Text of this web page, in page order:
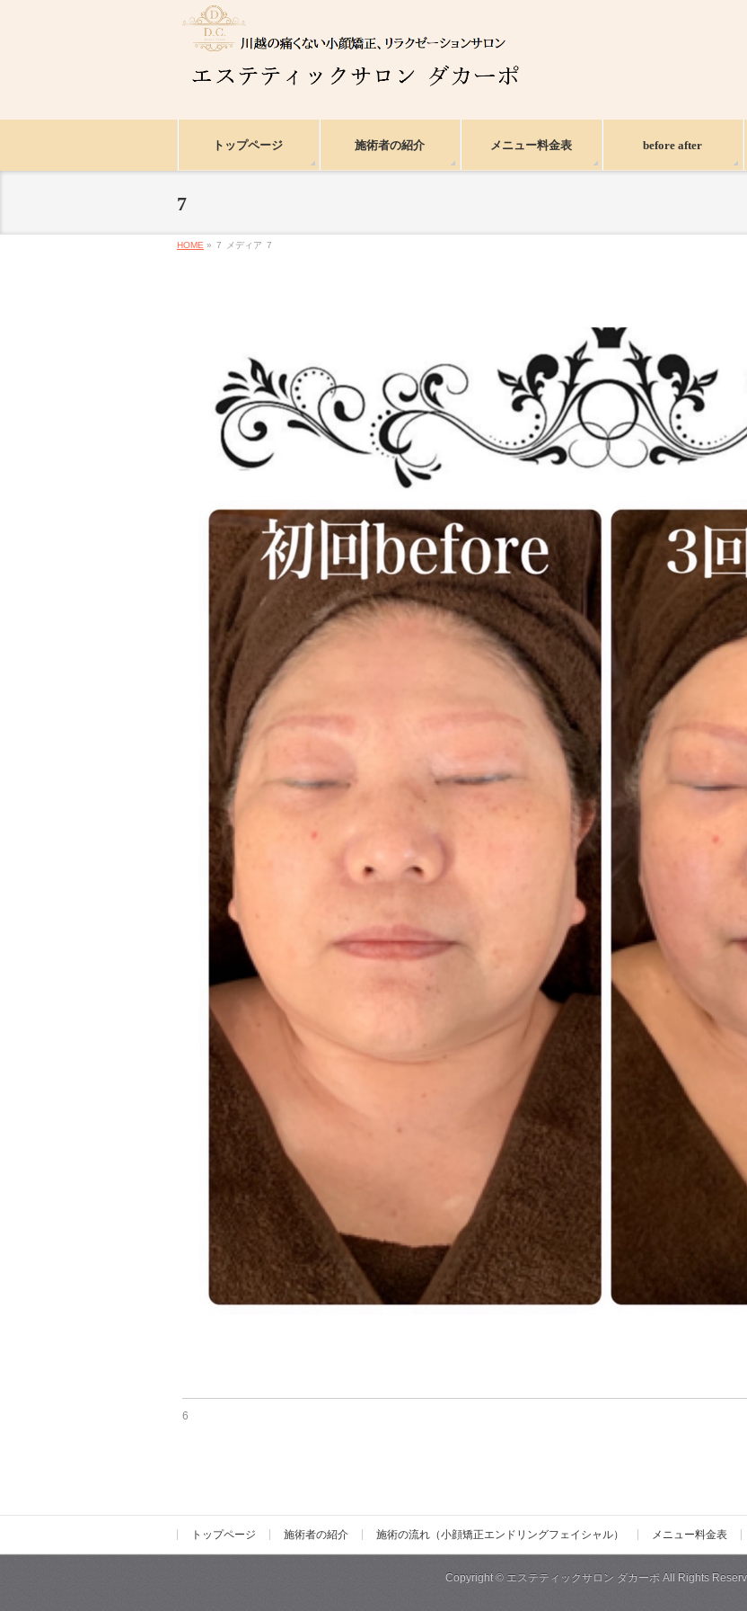
トップページ 施術者の紹介 メニュー料金表 before after
7
HOME » 7 メディア 7
6
トップページ 施術者の紹介 施術の流れ（小顔矯正エンドリングフェイシャル） メニュー料金表
Copyright © エステティックサロン ダカーポ All Rights